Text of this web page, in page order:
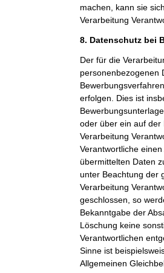
machen, kann sie
Verarbeitung
8. Datenschutz bei
Der für die
personenbezogenen
erfolgen. Dies ist
oder über ein auf der
Verarbeitung
Verantwortliche
übermittelten Daten
unter Beachtung der
Verarbeitung
geschlossen, so
Bekanntgabe der
Löschung keine
Verantwortlichen
Sinne ist
Allgemeinen